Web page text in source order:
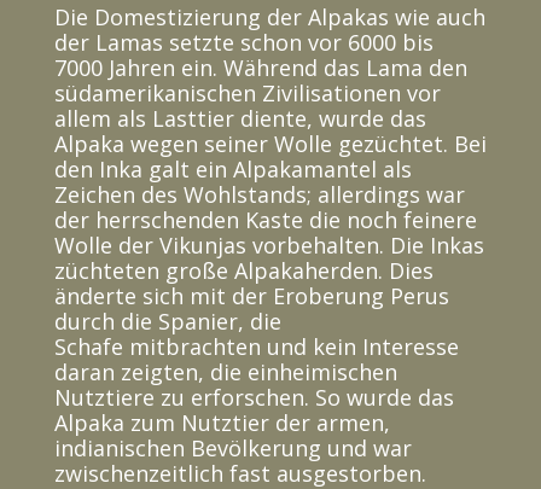
Die Domestizierung der Alpakas wie auch
der Lamas setzte schon vor 6000 bis
7000 Jahren ein. Während das Lama den
südamerikanischen Zivilisationen vor
allem als Lasttier diente, wurde das
Alpaka wegen seiner Wolle gezüchtet. Bei
den Inka galt ein Alpakamantel als
Zeichen des Wohlstands; allerdings war
der herrschenden Kaste die noch feinere
Wolle der Vikunjas vorbehalten. Die Inkas
züchteten große Alpakaherden. Dies
änderte sich mit der Eroberung Perus
durch die Spanier, die
Schafe mitbrachten und kein Interesse
daran zeigten, die einheimischen
Nutztiere zu erforschen. So wurde das
Alpaka zum Nutztier der armen,
indianischen Bevölkerung und war
zwischenzeitlich fast ausgestorben.